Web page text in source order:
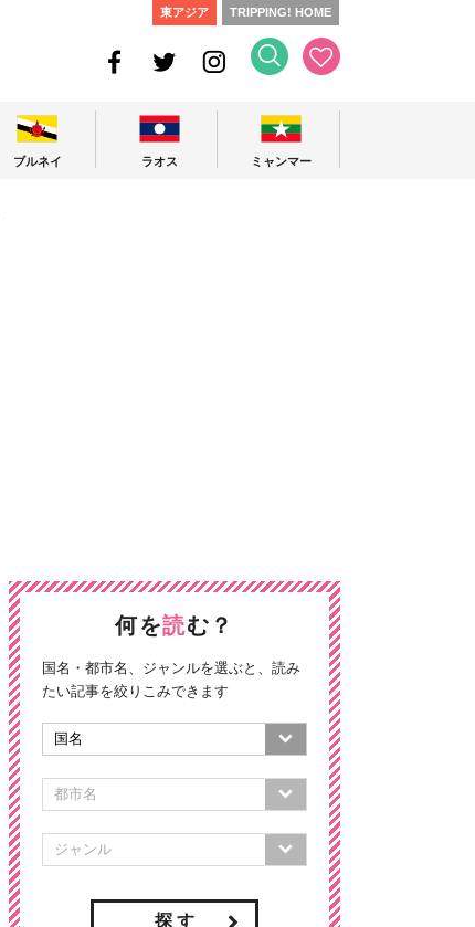
東アジア TRIPPING! HOME
ブルネイ ラオス ミャンマー
何を読む？
国名・都市名、ジャンルを選ぶと、読み
たい記事を絞りこみできます
探 す